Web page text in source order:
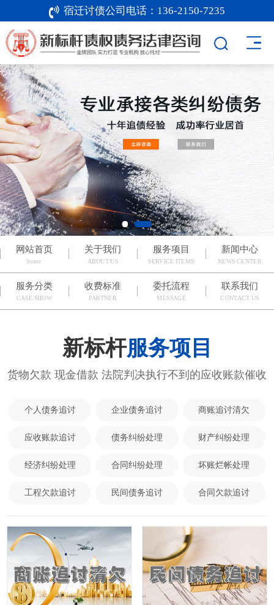
宿迁讨债公司电话： 136-2150-7235
网站首页
home
关于我们
ABOUT US
服务项目
SERVICE ITEMS
新闻中心
NEWS CENTER
服务分类
CASE SHOW
收费标准
PARTNER
委托流程
MESSAGE
联系我们
CONTACT US
新标杆服务项目
货物欠款 现金借款 法院判决执行不到的应收账款催收
个人债务追讨 企业债务追讨 商账追讨清欠
应收账款追讨 债务纠纷处理 财产纠纷处理
经济纠纷处理 合同纠纷处理 坏账烂帐处理
工程欠款追讨 民间债务追讨 合同欠款追讨